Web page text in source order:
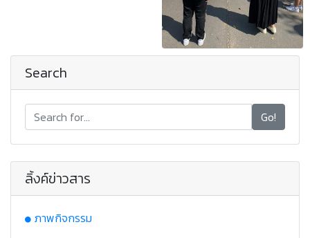
Search
Go!
ลิ้งค์ข่าวสาร
ภาพกิจกรรม